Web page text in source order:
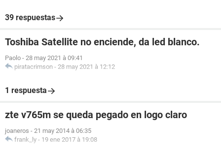
39 respuestas
Toshiba Satellite no enciende, da led blanco.
Paolo - 28 may 2021 à 09:41
piratacrimson - 28 may 2021 à 12:12
1 respuesta
zte v765m se queda pegado en logo claro
joaneros - 21 may 2014 à 06:35
frank_ly - 19 ene 2017 à 19:08